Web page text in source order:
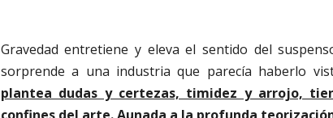
Gravedad entretiene y eleva el sentido del
sorprende a una industria que parecía haberlo
plantea dudas y certezas, timidez y arrojo,